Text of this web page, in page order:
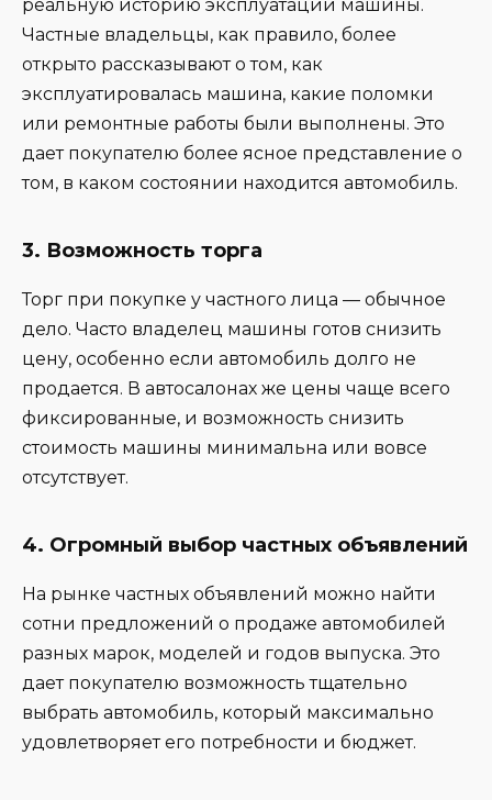
реальную историю эксплуатации машины.
Частные владельцы, как правило, более
открыто рассказывают о том, как
эксплуатировалась машина, какие поломки
или ремонтные работы были выполнены. Это
дает покупателю более ясное представление о
том, в каком состоянии находится автомобиль.
3. Возможность торга
Торг при покупке у частного лица — обычное
дело. Часто владелец машины готов снизить
цену, особенно если автомобиль долго не
продается. В автосалонах же цены чаще всего
фиксированные, и возможность снизить
стоимость машины минимальна или вовсе
отсутствует.
4. Огромный выбор частных объявлений
На рынке частных объявлений можно найти
сотни предложений о продаже автомобилей
разных марок, моделей и годов выпуска. Это
дает покупателю возможность тщательно
выбрать автомобиль, который максимально
удовлетворяет его потребности и бюджет.